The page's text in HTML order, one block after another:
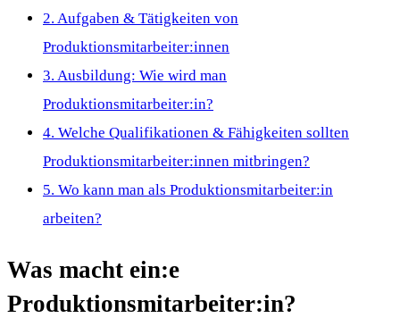
2. Aufgaben & Tätigkeiten von
Produktionsmitarbeiter:innen
3. Ausbildung: Wie wird man
Produktionsmitarbeiter:in?
4. Welche Qualifikationen & Fähigkeiten sollten
Produktionsmitarbeiter:innen mitbringen?
5. Wo kann man als Produktionsmitarbeiter:in
arbeiten?
Was macht ein:e
Produktionsmitarbeiter:in?